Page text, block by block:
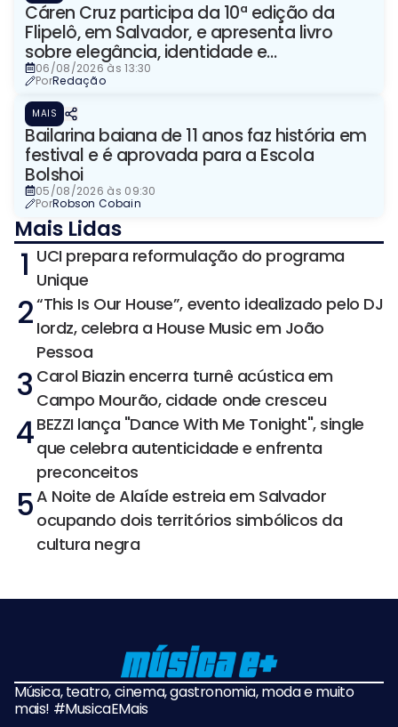
Cáren Cruz participa da 10ª edição da
Flipelô, em Salvador, e apresenta livro
sobre elegância, identidade e
representação
06/08/2026 às 13:30
PorRedação
MAIS
Bailarina baiana de 11 anos faz história em
festival e é aprovada para a Escola
Bolshoi
05/08/2026 às 09:30
PorRobson Cobain
Mais Lidas
1 UCI prepara reformulação do programa
Unique
2“This Is Our House”, evento idealizado pelo DJ
Iordz, celebra a House Music em João
Pessoa
3 Carol Biazin encerra turnê acústica em
Campo Mourão, cidade onde cresceu
4BEZZI lança "Dance With Me Tonight", single
que celebra autenticidade e enfrenta
preconceitos
5A Noite de Alaíde estreia em Salvador
ocupando dois territórios simbólicos da
cultura negra
Música, teatro, cinema, gastronomia, moda e muito
mais! #MusicaEMais